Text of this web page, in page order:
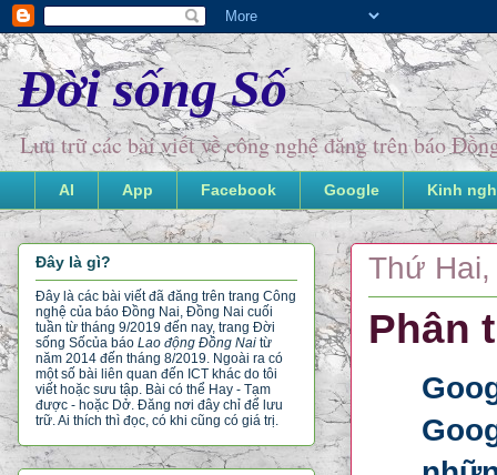
Đời sống Số
Lưu trữ các bài viết về công nghệ đăng trên báo
AI App Facebook Google Kinh
Thứ
Phân
Đây là gì?
Đây là các bài viết đã đăng trên trang Công
nghệ của báo Đồng Nai, Đồng Nai cuối
tuần từ tháng 9/2019 đến nay, trang Đời
sống Sốcủa báo Lao động Đồng Nai từ
năm 2014 đến tháng 8/2019. Ngoài ra có
một số bài liên quan đến ICT khác do tôi
viết hoặc sưu tập. Bài có thể Hay - Tạm
được - hoặc Dở. Đăng nơi đây chỉ để lưu
trữ. Ai thích thì đọc, có khi cũng có giá trị.